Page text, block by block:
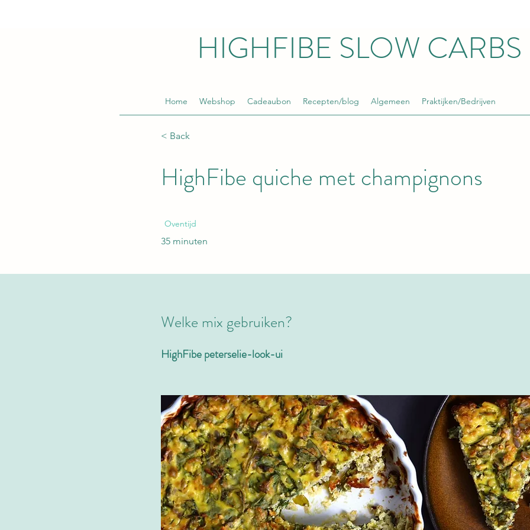
HIGHFIBE SLOW CARBS
Home Webshop Cadeaubon Recepten/blog Algemeen Praktijken/Bedrijven
< Back
HighFibe quiche met champignons
Oventijd
35 minuten
Welke mix gebruiken?
HighFibe peterselie-look-ui